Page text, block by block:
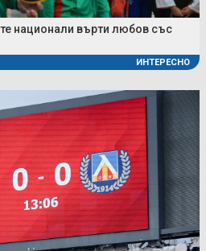
национали върти любов със
ИНТЕРЕСНО